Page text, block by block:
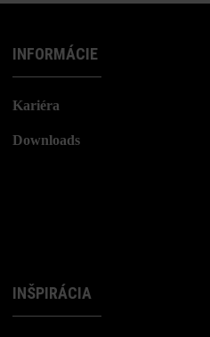
INFORMÁCIE
Kariéra
Downloads
INŠPIRÁCIA